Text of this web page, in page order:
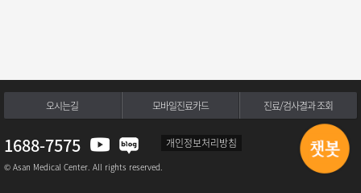
오시는길 모바일진료카드 진료/검사결과 조회
1688-7575 개인정보처리방침
© Asan Medical Center. All rights reserved.